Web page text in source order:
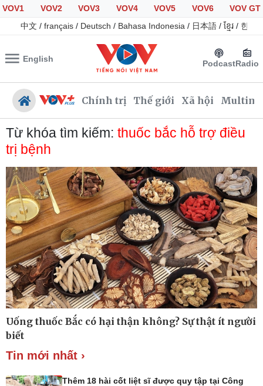
VOV1 VOV2 VOV3 VOV4 VOV5 VOV6
VOV GT
中文 / français / Deutsch / Bahasa Indonesia / 日本語 / ខ្មែរ / 한국
English PodcastRadio
Chính trị Thế giới Xã hội
Chính trị
Đảng
Tổ chức nhân sự
Quốc hội
Nhận diện sự thật
Xã hội
Tin 24h
Giáo dục
Dự báo thời tiết
Dấu ấn VOV
Việc làm
Biển đảo
Quan sát
Cuộc sống đó đây
Hồ sơ
Ảnh
Từ khóa tìm kiếm: thuốc bắc hỗ trợ điều
trị bệnh
Uống thuốc Bắc có hại thận không? Sự thật ít người
biết
Tin mới nhất ›
Thêm 18 hài cốt liệt sĩ được quy tập tại Công